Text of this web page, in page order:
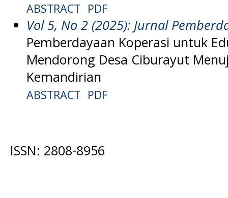
ABSTRACT PDF
Vol 5, No 2 (2025): Jurnal
Pemberdayaan Koperasi untuk
Mendorong Desa Ciburayut
Kemandirian
ABSTRACT PDF
ISSN: 2808-8956